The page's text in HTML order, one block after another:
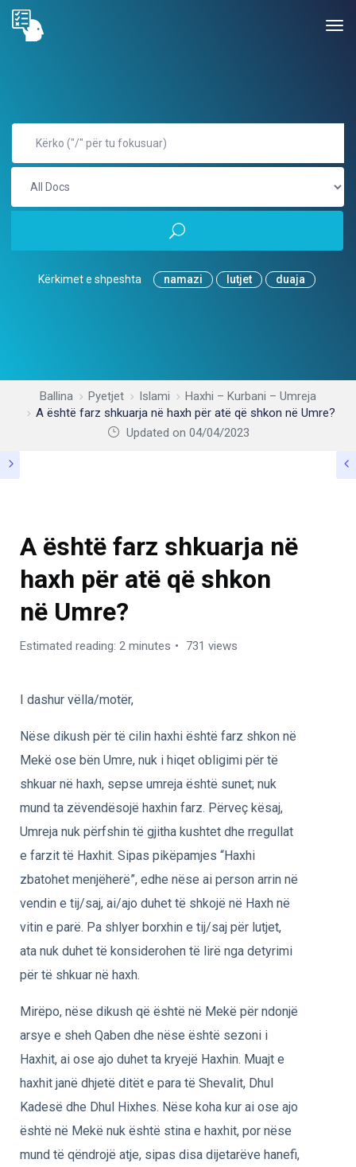
Kërkimet e shpeshta namazi lutjet duaja
Ballina Pyetjet Islami
Haxhi – Kurbani – Umreja
A është farz shkuarja në haxh për atë që shkon në Umre?
Updated on 04/04/2023
A është farz shkuarja në
haxh për atë që shkon
në Umre?
Estimated reading: 2 minutes 731 views
I dashur vëlla/motër,
Nëse dikush për të cilin haxhi është farz shkon në
Mekë ose bën Umre, nuk i hiqet obligimi për të
shkuar në haxh, sepse umreja është sunet; nuk
mund ta zëvendësojë haxhin farz. Përveç kësaj,
Umreja nuk përfshin të gjitha kushtet dhe rregullat
e farzit të Haxhit. Sipas pikëpamjes “Haxhi
zbatohet menjëherë”, edhe nëse ai person arrin në
vendin e tij/saj, ai/ajo duhet të shkojë në Haxh në
vitin e parë. Pa shlyer borxhin e tij/saj për lutjet,
ata nuk duhet të konsiderohen të lirë nga detyrimi
për të shkuar në haxh.
Mirëpo, nëse dikush që është në Mekë për ndonjë
arsye e sheh Qaben dhe nëse është sezoni i
Haxhit, ai ose ajo duhet ta kryejë Haxhin. Muajt ​​e
haxhit janë dhjetë ditët e para të Shevalit, Dhul
Kadesë dhe Dhul Hixhes. Nëse koha kur ai ose ajo
është në Mekë nuk është stina e haxhit, por nëse
mund të qëndrojë atje, sipas disa dijetarëve hanefi,